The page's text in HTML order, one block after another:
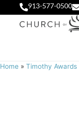
913-577-0500
Home » Timothy Awards